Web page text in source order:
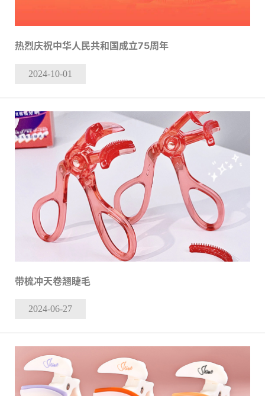
热烈庆祝中华人民共和国成立75周年
2024-10-01
带梳冲天卷翘睫毛
2024-06-27